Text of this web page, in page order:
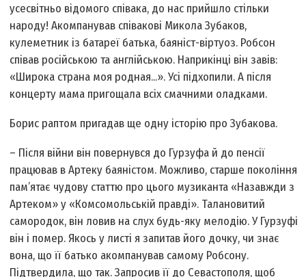
усесвітньо відомого співака, до нас прийшло стільки
народу! Акомпанував співакові Микола Зубаков,
кулеметник із батареї батька, баяніст-віртуоз. Робсон
співав російською та англійською. Наприкінці він завів:
«Широка страна моя родная...». Усі підхопили. А після
концерту мама пригощала всіх смачними оладками.
Борис раптом пригадав ще одну історію про Зубакова.
– Після війни він повернувся до Гурзуфа й до пенсії
працював в Артеку баяністом. Можливо, старше покоління
пам’ятає чудову статтю про цього музиканта «Назавжди з
Артеком» у «Комсомольській правді». Талановитий
самородок, він ловив на слух будь-яку мелодію. У Гурзуфі
він і помер. Якось у листі я запитав його дочку, чи знає
вона, що її батько акомпанував самому Робсону.
Підтвердила, що так. Запросив її до Севастополя, щоб